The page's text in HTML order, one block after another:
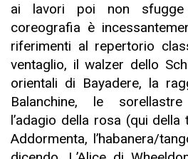
ai lavori poi non
coreografia è
riferimenti al repertorio
ventaglio, il walzer dello
orientali di Bayadere, la
Balanchine, le
l’adagio della rosa (qui della
Addormenta, l’habanera/